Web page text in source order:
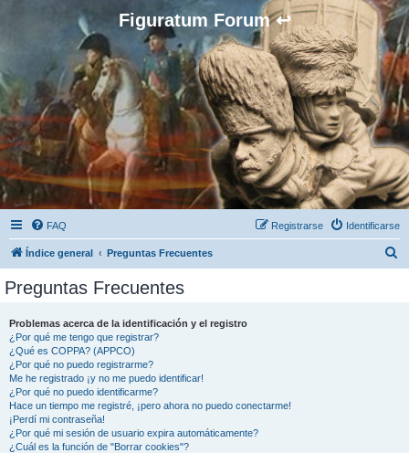
Figuratum Forum ↩
FAQ Identificarse
Registrarse
Índice general Preguntas Frecuentes
Preguntas Frecuentes
Problemas acerca de la identificación y el registro
¿Por qué me tengo que registrar?
¿Qué es COPPA? (APPCO)
¿Por qué no puedo registrarme?
Me he registrado ¡y no me puedo identificar!
¿Por qué no puedo identificarme?
Hace un tiempo me registré, ¡pero ahora no puedo conectarme!
¡Perdí mi contraseña!
¿Por qué mi sesión de usuario expira automáticamente?
¿Cuál es la función de "Borrar cookies"?